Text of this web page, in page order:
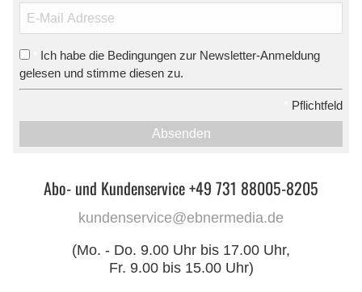
Ich habe die Bedingungen zur Newsletter-Anmeldung
gelesen und stimme diesen zu.
Pflichtfeld
Absenden
Abo- und Kundenservice +49 731 88005-8205
kundenservice@ebnermedia.de
(Mo. - Do. 9.00 Uhr bis 17.00 Uhr,
Fr. 9.00 bis 15.00 Uhr)